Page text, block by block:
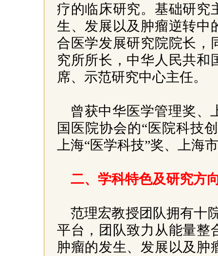
疗的临床研究。基础研究
生、发展以及肿瘤逆转中
合医学发展研究院院长，
究所所长，中华人民共和
席、示范研究中心主任。
曾获中华医学管理奖、
国医院协会的“医院科技
上海“医学科技”奖、上海
二、学科特色及研究方
范理宏教授团队拥有十
平台，团队致力从能量整
肿瘤的发生、发展以及肿